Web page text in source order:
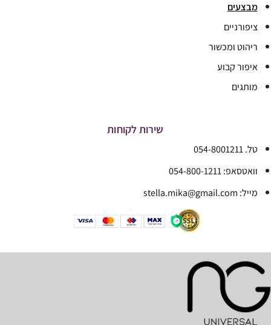
מבצעים
ציפורניים
ריהוט ומכשור
איפור קבוע
מותגים
שירות לקוחות
טל. 054-8001211
וואטסאפ: 054-800-1211
מייל: stella.mika@gmail.com